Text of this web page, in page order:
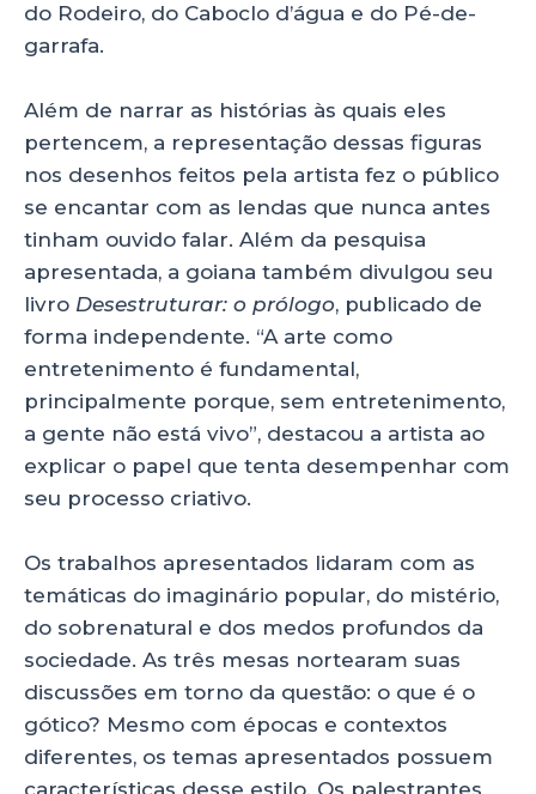
do Rodeiro, do Caboclo d’água e do Pé-de-
garrafa.
Além de narrar as histórias às quais eles
pertencem, a representação dessas figuras
nos desenhos feitos pela artista fez o público
se encantar com as lendas que nunca antes
tinham ouvido falar. Além da pesquisa
apresentada, a goiana também divulgou seu
livro Desestruturar: o prólogo, publicado de
forma independente. “A arte como
entretenimento é fundamental,
principalmente porque, sem entretenimento,
a gente não está vivo”, destacou a artista ao
explicar o papel que tenta desempenhar com
seu processo criativo.
Os trabalhos apresentados lidaram com as
temáticas do imaginário popular, do mistério,
do sobrenatural e dos medos profundos da
sociedade. As três mesas nortearam suas
discussões em torno da questão: o que é o
gótico? Mesmo com épocas e contextos
diferentes, os temas apresentados possuem